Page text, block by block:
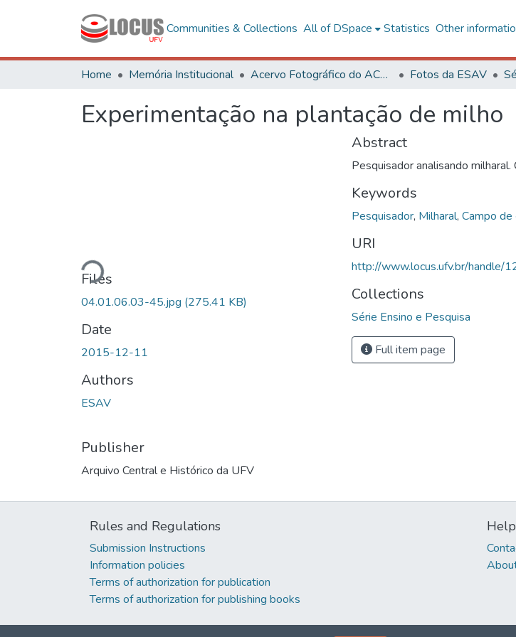
Communities & Collections All of DSpace Statistics Other
Home Memória Institucional Acervo Fotográfico do ACH-UFV Fotos da ESAV
Experimentação na plantação de milho
Loading...
Files
04.01.06.03-45.jpg (275.41 KB)
Date
2015-12-11
Authors
ESAV
Publisher
Arquivo Central e Histórico da UFV
Abstract
Pesquisador analisando
Keywords
Pesquisador, Milharal, Campo
URI
http://www.locus.ufv.br/
Collections
Série Ensino e Pesquisa
Full item page
Rules and Regulations
Submission Instructions
Information policies
Terms of authorization for publication
Terms of authorization for publishing books
Help